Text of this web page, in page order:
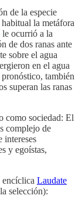
de la especie
la metáfora
le ocurrió a la
de dos ranas ante
sobre el agua
en el agua
también
superan las ranas
como sociedad: El
complejo de
intereses
y egoístas,
encíclica Laudate
selección):